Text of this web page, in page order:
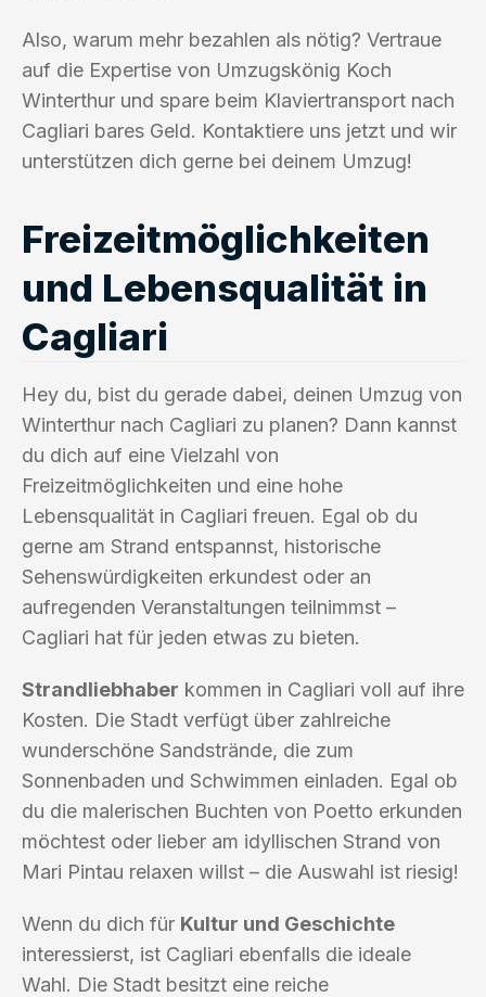
Also, warum mehr bezahlen als nötig? Vertraue
auf die Expertise von Umzugskönig Koch
Winterthur und spare beim Klaviertransport nach
Cagliari bares Geld. Kontaktiere uns jetzt und wir
unterstützen dich gerne bei deinem Umzug!
Freizeitmöglichkeiten
und Lebensqualität in
Cagliari
Hey du, bist du gerade dabei, deinen Umzug von
Winterthur nach Cagliari zu planen? Dann kannst
du dich auf eine Vielzahl von
Freizeitmöglichkeiten und eine hohe
Lebensqualität in Cagliari freuen. Egal ob du
gerne am Strand entspannst, historische
Sehenswürdigkeiten erkundest oder an
aufregenden Veranstaltungen teilnimmst –
Cagliari hat für jeden etwas zu bieten.
Strandliebhaber kommen in Cagliari voll auf ihre
Kosten. Die Stadt verfügt über zahlreiche
wunderschöne Sandstrände, die zum
Sonnenbaden und Schwimmen einladen. Egal ob
du die malerischen Buchten von Poetto erkunden
möchtest oder lieber am idyllischen Strand von
Mari Pintau relaxen willst – die Auswahl ist riesig!
Wenn du dich für Kultur und Geschichte
interessierst, ist Cagliari ebenfalls die ideale
Wahl. Die Stadt besitzt eine reiche